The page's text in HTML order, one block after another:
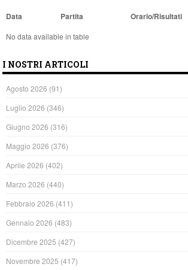
Data Partita Orario/Risultati
No data available in table
I NOSTRI ARTICOLI
Agosto 2026 (91)
Luglio 2026 (346)
Giugno 2026 (316)
Maggio 2026 (376)
Aprile 2026 (402)
Marzo 2026 (440)
Febbraio 2026 (411)
Gennaio 2026 (483)
Dicembre 2025 (427)
Novembre 2025 (417)